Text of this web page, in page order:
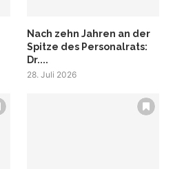
Nach zehn Jahren an der
Spitze des Personalrats:
Dr....
28. Juli 2026